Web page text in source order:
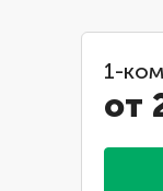
1-
от